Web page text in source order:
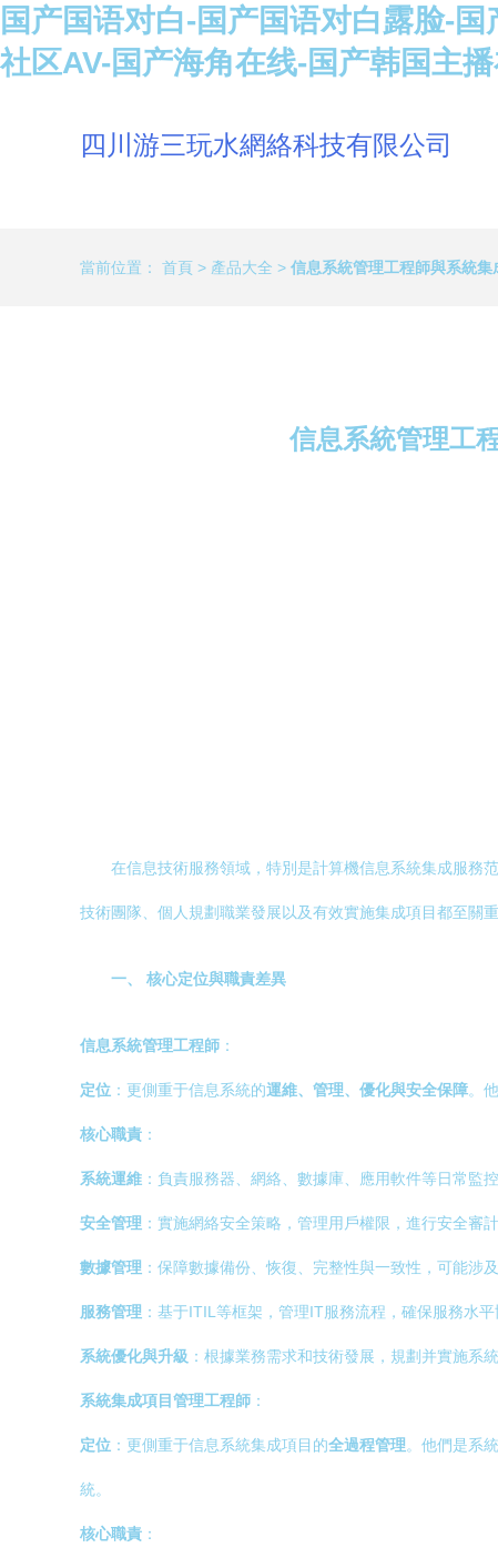
国产国语对白-国产国语对白露脸-
社区AV-国产海角在线-国产韩国主
四川游三玩水網絡科技有限公司
當前位置： 首頁 > 產品大全 > 信息系統管理工程師與系統
信息系統管理工
在信息技術服務領域，特別是計算機信息系統集成服務
技術團隊、個人規劃職業發展以及有效實施集成項目都至關重
一、 核心定位與職責差異
信息系統管理工程師 ：
定位 ：更側重于信息系統的運維、管理、優化與安全保障。
核心職責 ：
系統運維 ：負責服務器、網絡、數據庫、應用軟件等日常監
安全管理 ：實施網絡安全策略，管理用戶權限，進行安全審
數據管理 ：保障數據備份、恢復、完整性與一致性，可能涉
服務管理 ：基于ITIL等框架，管理IT服務流程，確保服務水平
系統優化與升級 ：根據業務需求和技術發展，規劃并實施系
系統集成項目管理工程師 ：
定位 ：更側重于信息系統集成項目的全過程管理。他們是系
統。
核心職責 ：